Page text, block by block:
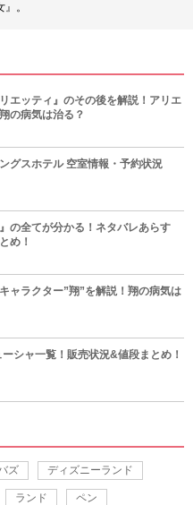
。
エッティ』のその後を解説！アリエ
の病気は治る？
グスホテル 空室情報・予約状況
の全てが分かる！ネタバレあらす
め！
ャラクター”翔”を解説！翔の病気は
シャ一覧！販売状況&値段まとめ！
ズ ディズニーランド
ランド ペン